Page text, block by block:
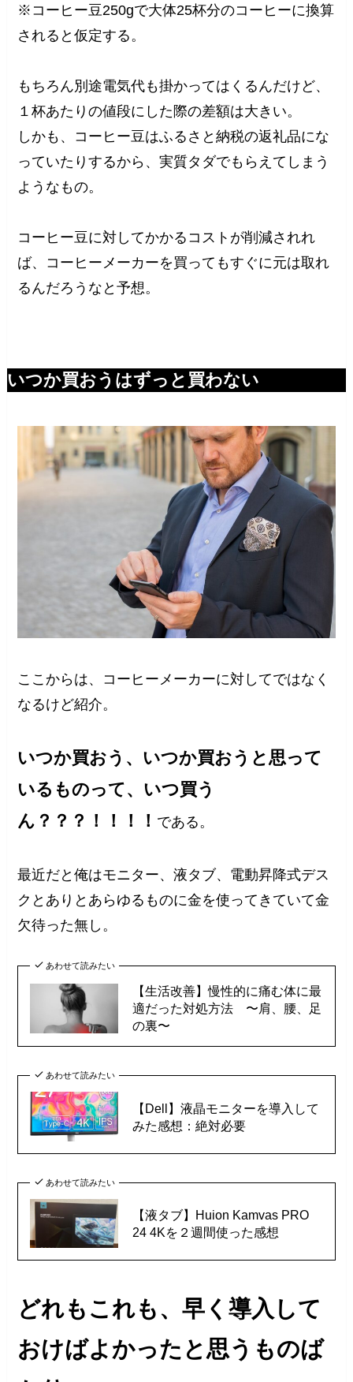
※コーヒー豆250gで大体25杯分のコーヒーに換算
されると仮定する。
もちろん別途電気代も掛かってはくるんだけど、
１杯あたりの値段にした際の差額は大きい。
しかも、コーヒー豆はふるさと納税の返礼品にな
っていたりするから、実質タダでもらえてしまう
ようなもの。
コーヒー豆に対してかかるコストが削減されれ
ば、コーヒーメーカーを買ってもすぐに元は取れ
るんだろうなと予想。
いつか買おうはずっと買わない
ここからは、コーヒーメーカーに対してではなく
なるけど紹介。
いつか買おう、いつか買おうと思って
いるものって、いつ買う
ん？？？！！！！ である。
最近だと俺はモニター、液タブ、電動昇降式デス
クとありとあらゆるものに金を使ってきていて金
欠待った無し。
あわせて読みたい
【生活改善】慢性的に痛む体に最
適だった対処方法 〜肩、腰、足
の裏〜
あわせて読みたい
【Dell】液晶モニターを導入して
みた感想：絶対必要
あわせて読みたい
【液タブ】Huion Kamvas PRO
24 4Kを２週間使った感想
どれもこれも、早く導入して
おけばよかったと思うものば